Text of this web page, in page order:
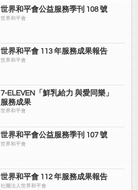
世界和平會公益服務季刊 108 號
世界和平會
世界和平會 113 年服務成果報告
世界和平會
7-ELEVEN「鮮乳給力 與愛同樂」
服務成果
世界和平會
世界和平會公益服務季刊 107 號
世界和平會
世界和平會 112 年服務成果報告
社團法人世界和平會